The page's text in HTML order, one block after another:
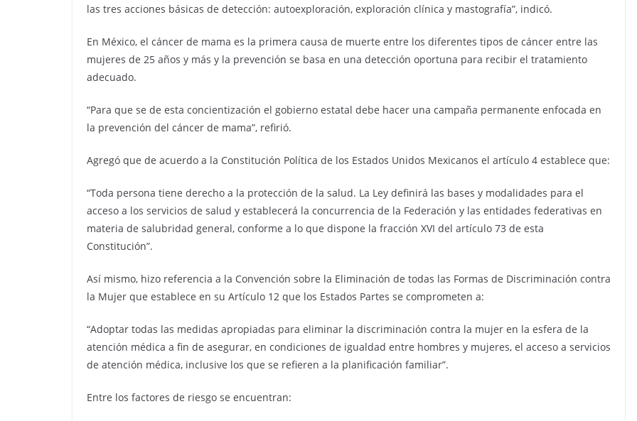
las tres acciones básicas de detección: autoexploración, exploración clínica y mastografía”, indicó.
En México, el cáncer de mama es la primera causa de muerte entre los diferentes tipos de cáncer entre las
mujeres de 25 años y más y la prevención se basa en una detección oportuna para recibir el tratamiento
adecuado.
“Para que se de esta concientización el gobierno estatal debe hacer una campaña permanente enfocada en
la prevención del cáncer de mama”, refirió.
Agregó que de acuerdo a la Constitución Política de los Estados Unidos Mexicanos el artículo 4 establece que:
“Toda persona tiene derecho a la protección de la salud. La Ley definirá las bases y modalidades para el
acceso a los servicios de salud y establecerá la concurrencia de la Federación y las entidades federativas en
materia de salubridad general, conforme a lo que dispone la fracción XVI del artículo 73 de esta
Constitución”.
Así mismo, hizo referencia a la Convención sobre la Eliminación de todas las Formas de Discriminación contra
la Mujer que establece en su Artículo 12 que los Estados Partes se comprometen a:
“Adoptar todas las medidas apropiadas para eliminar la discriminación contra la mujer en la esfera de la
atención médica a fin de asegurar, en condiciones de igualdad entre hombres y mujeres, el acceso a servicios
de atención médica, inclusive los que se refieren a la planificación familiar”.
Entre los factores de riesgo se encuentran: